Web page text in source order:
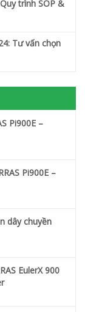
trình SOP &
Tư vấn chọn
Pi900E –
Pi900E –
dây chuyền
EulerX 900